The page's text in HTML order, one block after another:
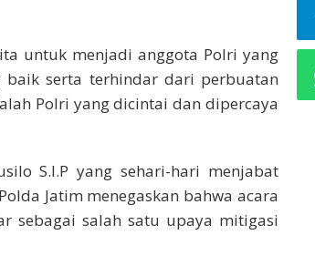
untuk menjadi anggota Polri yang
baik serta terhindar dari perbuatan
Polri yang dicintai dan dipercaya
S.I.P yang sehari-hari menjabat
Jatim menegaskan bahwa acara
sebagai salah satu upaya mitigasi